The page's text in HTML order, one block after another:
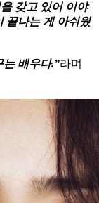
갖고 있어 이야
끝나는 게 아쉬웠
배우다.”라며